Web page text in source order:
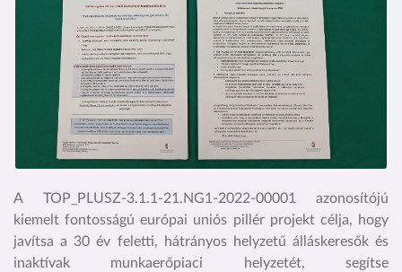
A TOP_PLUSZ-3.1.1-21.NG1-2022-00001 azonosítójú
kiemelt fontosságú európai uniós pillér projekt célja, hogy
javítsa a 30 év feletti, hátrányos helyzetű álláskeresők és
inaktívak munkaerőpiaci helyzetét, segítse